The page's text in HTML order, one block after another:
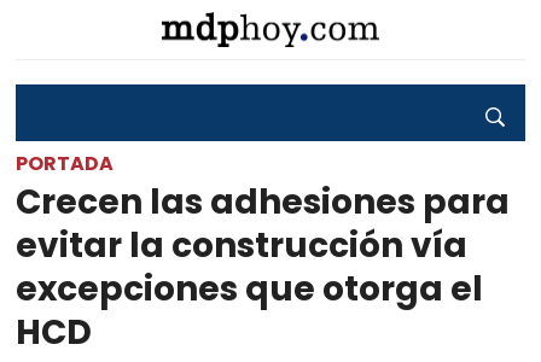
PORTADA
Crecen las adhesiones para
evitar la construcción vía
excepciones que otorga el
HCD